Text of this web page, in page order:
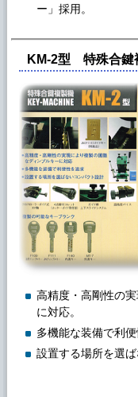
ー」採用。
KM-2型 特殊合
高精度・高剛性の
に対応。
多機能な装備で利便
設置する場所を選ば